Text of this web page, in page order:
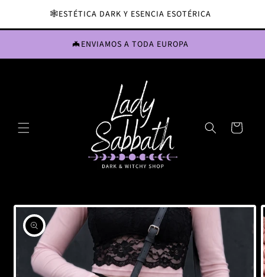
contenido
🕸️ESTÉTICA DARK Y ESENCIA ESOTÉRICA
🦇ENVIAMOS A TODA EUROPA
CARRITO
directamente
información
del producto